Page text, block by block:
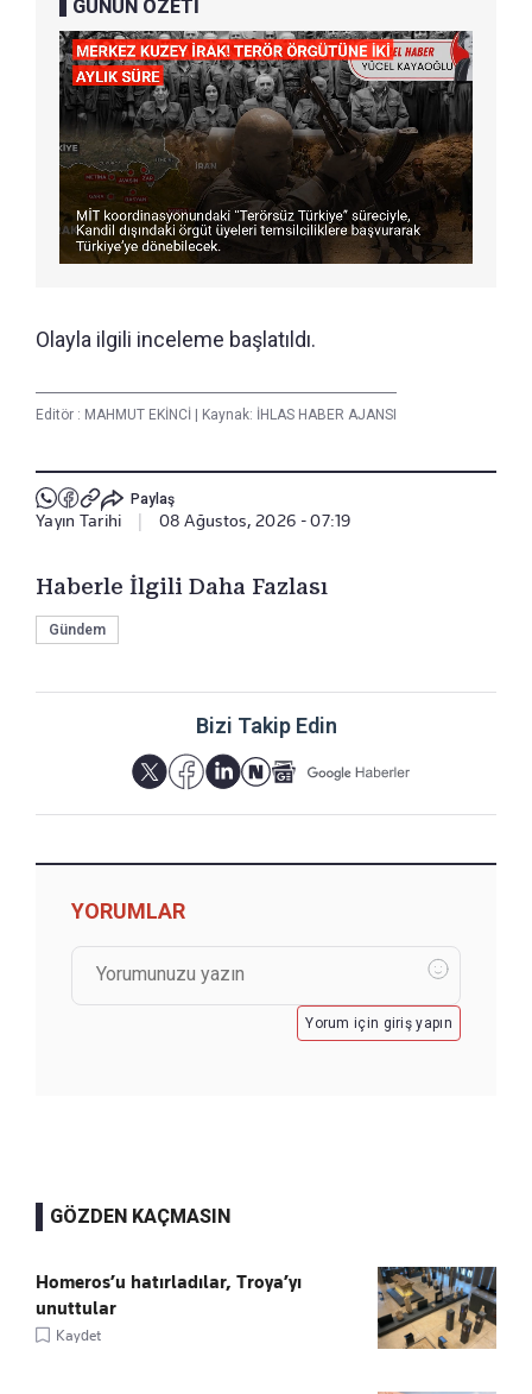
GÜNÜN ÖZETİ
Olayla ilgili inceleme başlatıldı.
Editör : MAHMUT EKİNCİ | Kaynak: İHLAS HABER AJANSI
Paylaş
Yayın Tarihi 08 Ağustos, 2026 - 07:19
Haberle İlgili Daha Fazlası
Gündem
Bizi Takip Edin
YORUMLAR
Yorum için giriş yapın
GÖZDEN KAÇMASIN
Homeros’u hatırladılar, Troya’yı
unuttular
Kaydet